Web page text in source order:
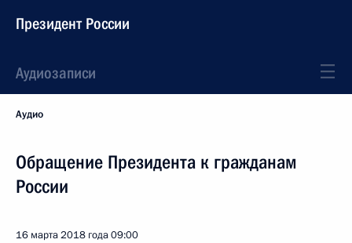
Президент России
Аудиозаписи
Аудио
Обращение Президента к гражданам
России
16 марта 2018 года09:00